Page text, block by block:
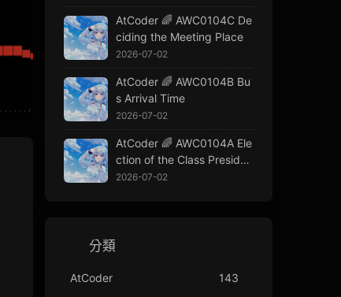
AtCoder 🌈 AWC0104C De
ciding the Meeting Place
2026-07-02
AtCoder 🌈 AWC0104B Bu
s Arrival Time
2026-07-02
AtCoder 🌈 AWC0104A Ele
ction of the Class Presiden
t2026-07-02
分類
AtCoder
143